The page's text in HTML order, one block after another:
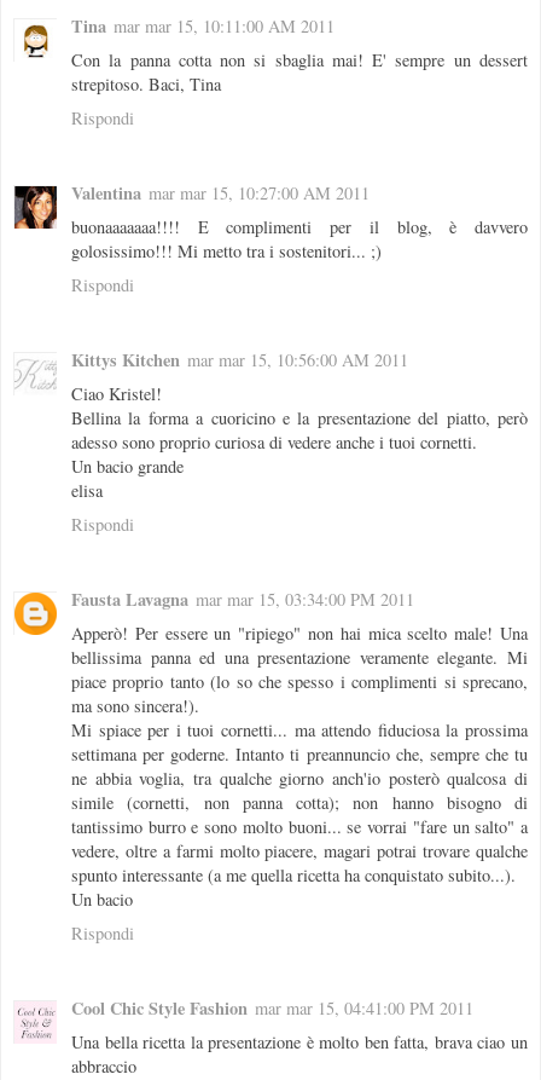
Tina mar mar 15, 10:11:00 AM 2011
Con la panna cotta non si sbaglia mai! E' sempre un dessert
strepitoso. Baci, Tina
Rispondi
Valentina mar mar 15, 10:27:00 AM 2011
buonaaaaaaa!!!! E complimenti per il blog, è davvero
golosissimo!!! Mi metto tra i sostenitori... ;)
Rispondi
Kittys Kitchen mar mar 15, 10:56:00 AM 2011
Ciao Kristel!
Bellina la forma a cuoricino e la presentazione del piatto, però
adesso sono proprio curiosa di vedere anche i tuoi cornetti.
Un bacio grande
elisa
Rispondi
Fausta Lavagna mar mar 15, 03:34:00 PM 2011
Apperò! Per essere un "ripiego" non hai mica scelto male! Una
bellissima panna ed una presentazione veramente elegante. Mi
piace proprio tanto (lo so che spesso i complimenti si sprecano,
ma sono sincera!).
Mi spiace per i tuoi cornetti... ma attendo fiduciosa la prossima
settimana per goderne. Intanto ti preannuncio che, sempre che tu
ne abbia voglia, tra qualche giorno anch'io posterò qualcosa di
simile (cornetti, non panna cotta); non hanno bisogno di
tantissimo burro e sono molto buoni... se vorrai "fare un salto" a
vedere, oltre a farmi molto piacere, magari potrai trovare qualche
spunto interessante (a me quella ricetta ha conquistato subito...).
Un bacio
Rispondi
Cool Chic Style Fashion mar mar 15, 04:41:00 PM 2011
Una bella ricetta la presentazione è molto ben fatta, brava ciao un
abbraccio